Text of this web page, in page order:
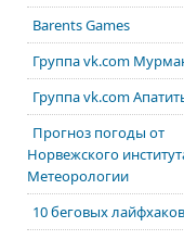
Barents Games
Группа vk.com
Группа vk.com
Прогноз погоды от
Норвежского
Метеорологии
10 беговых лайфхаков